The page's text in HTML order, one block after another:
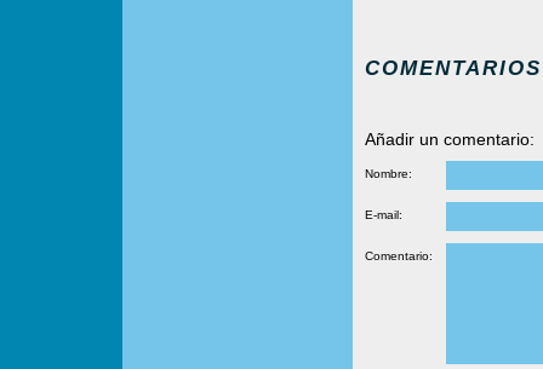
COMENTARIOS
Añadir un comentario:
Nombre:
E-mail:
Comentario: